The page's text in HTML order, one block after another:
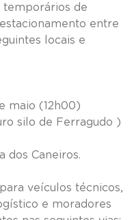
temporários de
entre
locais e
maio (12h00)
silo de Ferragudo )
dos Caneiros.
veículos técnicos,
e moradores